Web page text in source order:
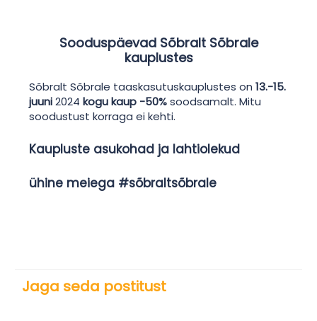
Sooduspäevad Sõbralt Sõbrale
kauplustes
Sõbralt Sõbrale taaskasutuskauplustes on13.-15.
juuni2024kogu kaup -50%soodsamalt. Mitu
soodustust korraga ei kehti.
Kaupluste asukohad ja lahtiolekud
ühine meiega #sõbraltsõbrale
Jaga seda postitust